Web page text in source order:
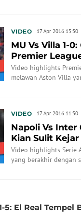
VIDEO 17 Apr 2016 15:30
MU Vs Villa 1-
Premier
Video highlights
melawan Aston Villa
VIDEO 17 Apr 2016 11:30
Napoli Vs Inter
Kian Sulit
Video highlights Serie
yang berakhir dengan
5: El Real Tempel